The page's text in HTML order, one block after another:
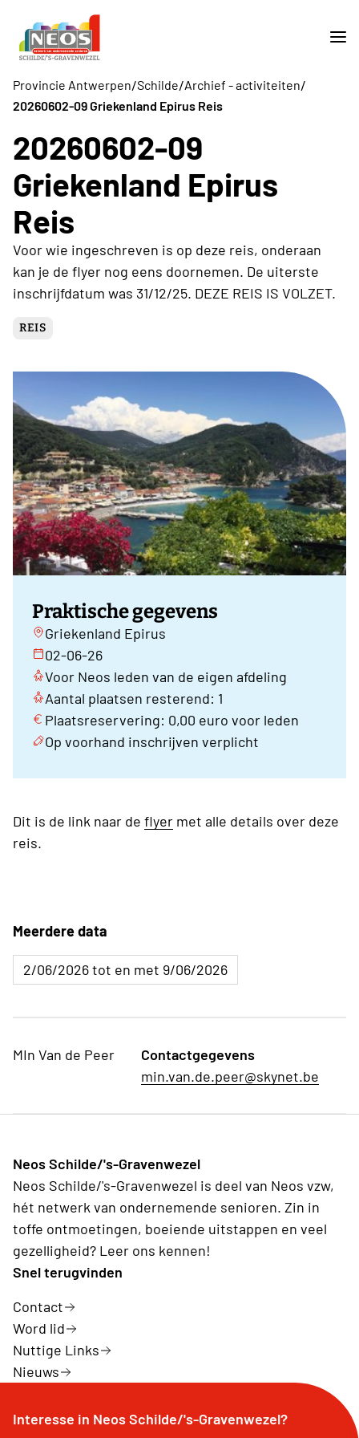
Provincie Antwerpen/Schilde/Archief - activiteiten/
20260602-09 Griekenland Epirus Reis
20260602-09
Griekenland Epirus
Reis
Voor wie ingeschreven is op deze reis, onderaan
kan je de flyer nog eens doornemen. De uiterste
inschrijfdatum was 31/12/25. DEZE REIS IS VOLZET.
REIS
Praktische gegevens
Griekenland Epirus
02-06-26
Voor Neos leden van de eigen afdeling
Aantal plaatsen resterend: 1
Plaatsreservering: 0,00 euro voor leden
Op voorhand inschrijven verplicht
Dit is de link naar de flyer met alle details over deze
reis.
Meerdere data
2/06/2026 tot en met 9/06/2026
MIn Van de Peer
Contactgegevens
min.van.de.peer@skynet.be
Neos Schilde/'s-Gravenwezel
Neos Schilde/'s-Gravenwezel is deel van Neos vzw,
hét netwerk van ondernemende senioren. Zin in
toffe ontmoetingen, boeiende uitstappen en veel
gezelligheid? Leer ons kennen!
Snel terugvinden
Contact
Word lid
Nuttige Links
Nieuws
Interesse in Neos Schilde/'s-Gravenwezel?